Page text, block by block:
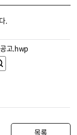
.
고.hwp
목록